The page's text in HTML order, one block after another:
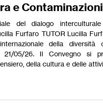
e
del dialogo
Furfaro TUTOR Lucilla
della
21/05/26. Il Convegno si
della cultura e delle